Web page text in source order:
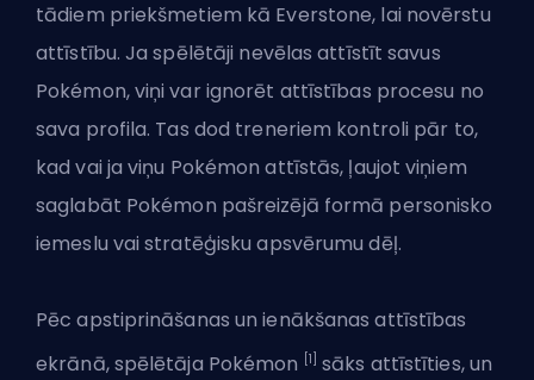
tādiem priekšmetiem kā Everstone, lai novērstu
attīstību. Ja spēlētāji nevēlas attīstīt savus
Pokémon, viņi var ignorēt attīstības procesu no
sava profila. Tas dod treneriem kontroli pār to,
kad vai ja viņu Pokémon attīstās, ļaujot viņiem
saglabāt Pokémon pašreizējā formā personisko
iemeslu vai stratēģisku apsvērumu dēļ.
Pēc apstiprināšanas un ienākšanas attīstības
ekrānā, spēlētāja Pokémon
[1] sāks attīstīties, un